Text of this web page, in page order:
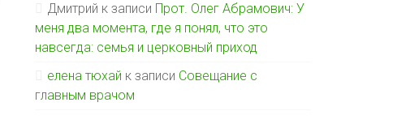
Дмитрий к записи Прот. Олег Абрамович: У
меня два момента, где я понял, что это
навсегда: семья и церковный приход
елена тюхай к записи Совещание с
главным врачом